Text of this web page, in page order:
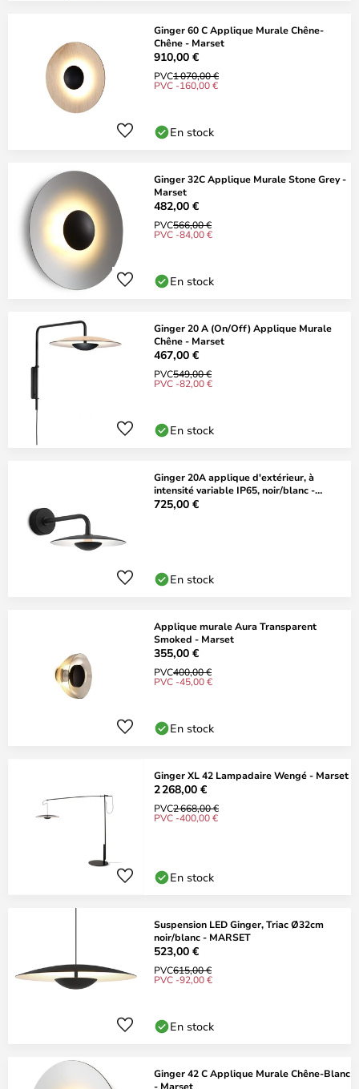
Ginger 60 C Applique Murale Chêne-
Chêne - Marset
910,00 €
PVC1 070,00 €
PVC -160,00 €
En stock
Ginger 32C Applique Murale Stone Grey -
Marset
482,00 €
PVC566,00 €
PVC -84,00 €
En stock
Ginger 20 A (On/Off) Applique Murale
Chêne - Marset
467,00 €
PVC549,00 €
PVC -82,00 €
En stock
Ginger 20A applique d'extérieur, à
intensité variable IP65, noir/blanc -
MARSET
725,00 €
En stock
Applique murale Aura Transparent
Smoked - Marset
355,00 €
PVC400,00 €
PVC -45,00 €
En stock
Ginger XL 42 Lampadaire Wengé - Marset
2 268,00 €
PVC2 668,00 €
PVC -400,00 €
En stock
Suspension LED Ginger, Triac Ø32cm
noir/blanc - MARSET
523,00 €
PVC615,00 €
PVC -92,00 €
En stock
Ginger 42 C Applique Murale Chêne-Blanc
- Marset